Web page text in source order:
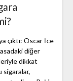
çıktı: Oscar Ice
diğer
dikkat
sigaralar,